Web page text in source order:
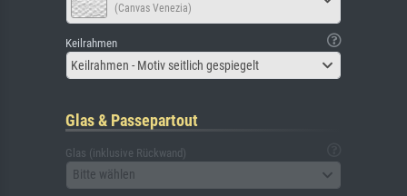
(Canvas Venezia)
Keilrahmen
Keilrahmen - Motiv seitlich gespiegelt
Glas & Passepartout
Glas (inklusive Rückwand)
Bitte wählen